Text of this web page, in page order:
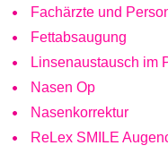
Fachärzte und
Fettabsaugung
Linsenaustausch im
Nasen Op
Nasenkorrektur
ReLex SMILE